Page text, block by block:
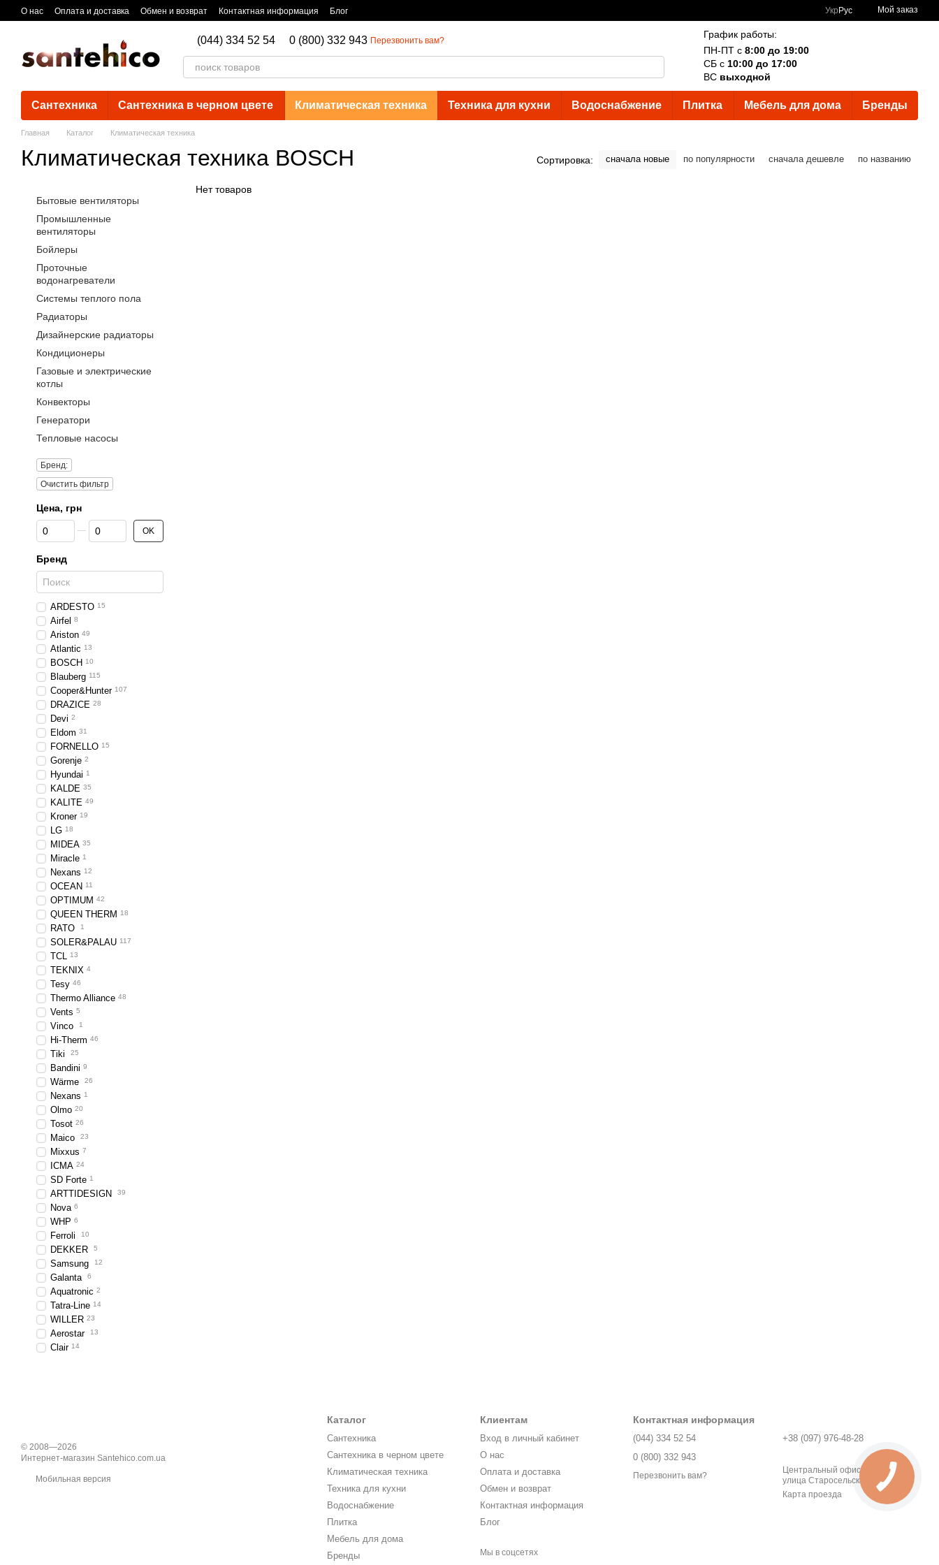
Перейти к основному контенту
О нас Оплата и доставка Обмен и возврат Контактная информация Блог Укр Рус Мой заказ
(044) 334 52 54 0 (800) 332 943 Перезвонить вам?
График работы:
ПН-ПТ с 8:00 до 19:00
СБ с 10:00 до 17:00
ВС выходной
Сантехника Сантехника в черном цвете Климатическая техника Техника для кухни Водоснабжение Плитка Мебель для дома Бренды
Главная Каталог Климатическая техника
Климатическая техника BOSCH Сортировка: сначала новые по популярности сначала дешевле по названию
Нет товаров
Бытовые вентиляторы
Промышленные
вентиляторы
Бойлеры
Проточные
водонагреватели
Системы теплого пола
Радиаторы
Дизайнерские радиаторы
Кондиционеры
Газовые и электрические
котлы
Конвекторы
Генератори
Тепловые насосы
Бренд:
Очистить фильтр
Цена, грн
От Цена, грн
До Цена, грн OK
Бренд
ARDESTO 15
Airfel 8
Ariston 49
Atlantic 13
BOSCH 10
Blauberg 115
Cooper&Hunter 107
DRAZICE 28
Devi 2
Eldom 31
FORNELLO 15
Gorenje 2
Hyundai 1
KALDE 35
KALITE 49
Kroner 19
LG 18
MIDEA 35
Miracle 1
Nexans 12
OCEAN 11
OPTIMUM 42
QUEEN THERM 18
RATO 1
SOLER&PALAU 117
TCL 13
TEKNIX 4
Tesy 46
Thermo Alliance 48
Vents 5
Vinco 1
Hi-Therm 46
Tiki 25
Bandini 9
Wärme 26
Nexans 1
Olmo 20
Tosot 26
Maico 23
Mixxus 7
ICMA 24
SD Forte 1
ARTTIDESIGN 39
Nova 6
WHP 6
Ferroli 10
DEKKER 5
Samsung 12
Galanta 6
Aquatronic 2
Tatra-Line 14
WILLER 23
Aerostar 13
Clair 14
© 2008—2026
Интернет-магазин Santehico.com.ua
Мобильная версия
Каталог
Сантехника
Сантехника в черном цвете
Климатическая техника
Техника для кухни
Водоснабжение
Плитка
Мебель для дома
Бренды
Клиентам
Вход в личный кабинет
О нас
Оплата и доставка
Обмен и возврат
Контактная информация
Блог
Мы в соцсетях
Контактная информация
(044) 334 52 54
0 (800) 332 943
Перезвонить вам?
+38 (097) 976-48-28
Центральный офис - город Киев,
улица Старосельская, 1У
Карта проезда